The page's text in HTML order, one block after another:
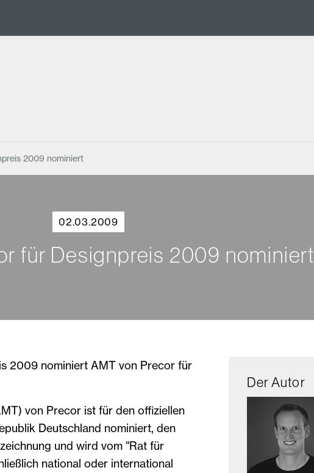
2009 nominiert
02.03.2009
für Designpreis 2009 nominiert
2009 nominiert AMT von Precor für
von Precor ist für den offiziellen
Deutschland nominiert, den
und wird vom "Rat für
national oder international
Der Autor